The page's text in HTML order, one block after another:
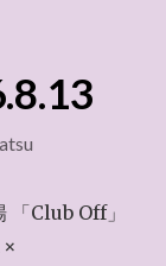
「Club Off」